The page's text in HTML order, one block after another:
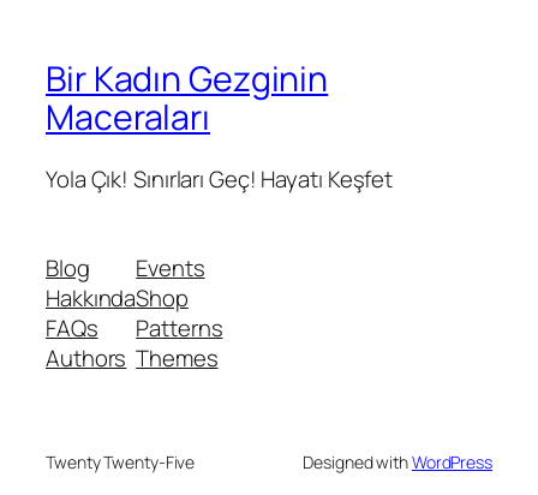
Bir Kadın Gezginin
Maceraları
Yola Çık! Sınırları Geç! Hayatı Keşfet
Blog
Hakkında
FAQs
Authors
Events
Shop
Patterns
Themes
Twenty Twenty-Five Designed withWordPress